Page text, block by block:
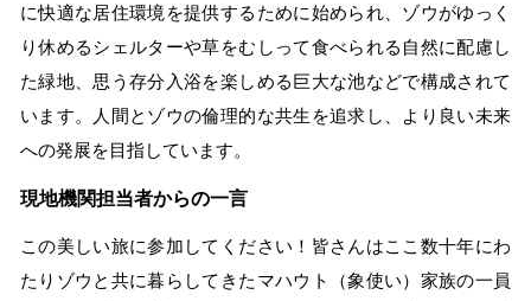
に快適な居住環境を提供するために始められ、ゾウがゆっく
り休めるシェルターや草をむしって食べられる自然に配慮し
た緑地、思う存分入浴を楽しめる巨大な池などで構成されて
います。人間とゾウの倫理的な共生を追求し、より良い未来
への発展を目指しています。
現地機関担当者からの一言
この美しい旅に参加してください！皆さんはここ数十年にわ
たりゾウと共に暮らしてきたマハウト（象使い）家族の一員